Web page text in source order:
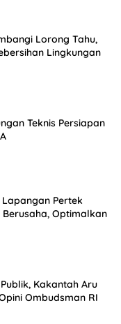
Lorong Tahu,
Lingkungan
Teknis Persiapan
Pertek
Optimalkan
Kakantah Aru
Ombudsman RI